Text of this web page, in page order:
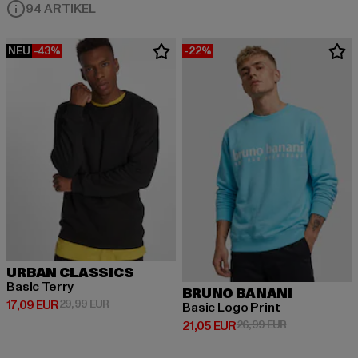
94 ARTIKEL
NEU -43%
URBAN CLASSICS
Basic Terry
17,09 EUR
Derzeitiger Preis: 17,09 EUR
29,99 EURAktionspreis: 29,99 EUR
-22%
BRUNO BANANI
Basic Logo Print
21,05 EUR
Derzeitiger Preis: 21,05 EUR
26,99 EURAktionspreis: